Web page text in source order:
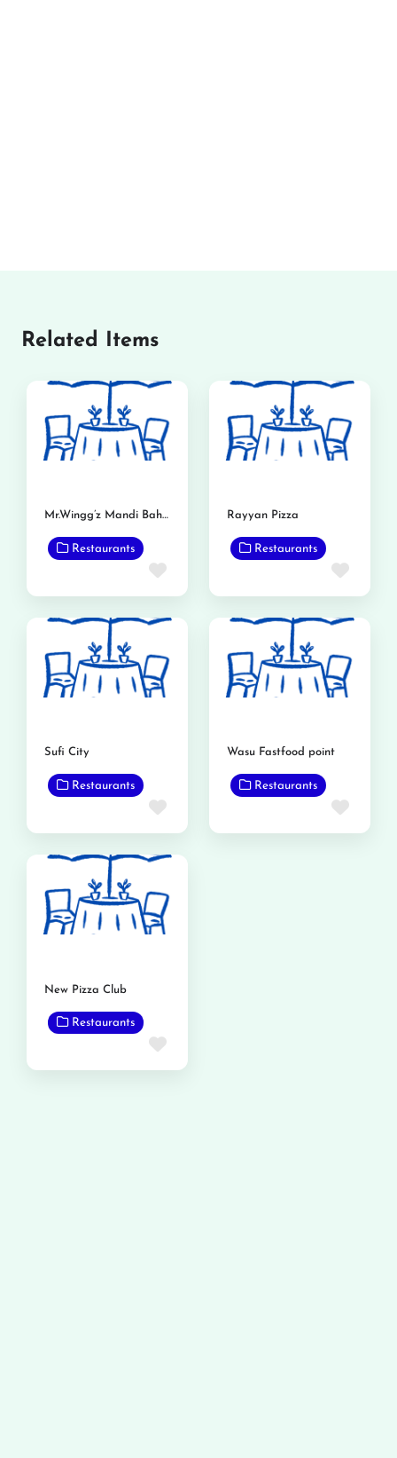
Related Items
Mr.Wingg’z Mandi Bahadudin
Restaurants
Favorite
Rayyan Pizza
Restaurants
Sufi City
Restaurants
Favorite
Wasu Fastfood point
Restaurants
New Pizza Club
Restaurants
Favorite